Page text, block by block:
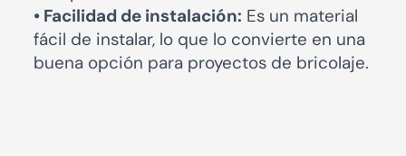
• Facilidad de instalación: Es un material
fácil de instalar, lo que lo convierte en una
buena opción para proyectos de bricolaje.